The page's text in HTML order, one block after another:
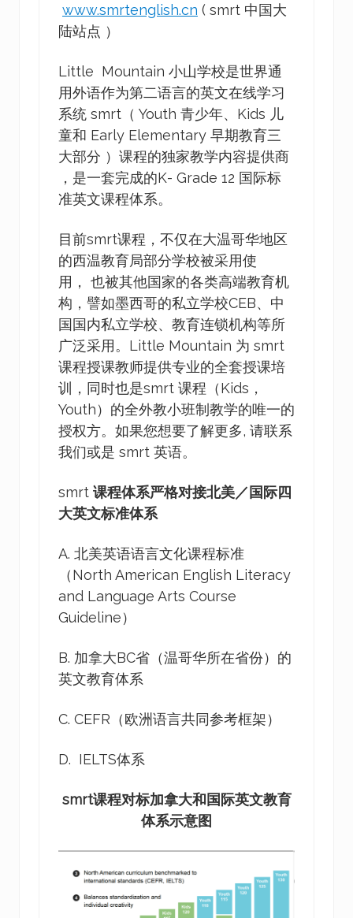
www.smrtenglish.cn ( smrt 中国大
陆站点 ）
Little Mountain 小山学校是世界通
用外语作为第二语言的英文在线学习
系统 smrt（ Youth 青少年、Kids 儿
童和 Early Elementary 早期教育三
大部分 ）课程的独家教学内容提供商
，是一套完成的K- Grade 12 国际标
准英文课程体系。
目前smrt课程，不仅在大温哥华地区
的西温教育局部分学校被采用使
用， 也被其他国家的各类高端教育机
构，譬如墨西哥的私立学校CEB、中
国国内私立学校、教育连锁机构等所
广泛采用。Little Mountain 为 smrt
课程授课教师提供专业的全套授课培
训，同时也是smrt 课程（Kids，
Youth）的全外教小班制教学的唯一的
授权方。如果您想要了解更多, 请联系
我们或是 smrt 英语。
smrt 课程体系严格对接北美／国际四
大英文标准体系
A. 北美英语语言文化课程标准
（North American English Literacy
and Language Arts Course
Guideline）
B. 加拿大BC省（温哥华所在省份）的
英文教育体系
C. CEFR（欧洲语言共同参考框架）
D. IELTS体系
smrt课程对标加拿大和国际英文教育
体系示意图